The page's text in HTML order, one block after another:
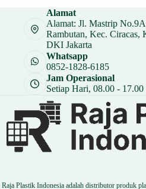
Alamat
Alamat: Jl. Mastrip
Rambutan, Kec. Ciracas,
DKI Jakarta
Whatsapp
0852-1828-6185
Jam Operasional
Setiap Hari, 08.00 -
Raja Plastik Indonesia adalah distributor produk